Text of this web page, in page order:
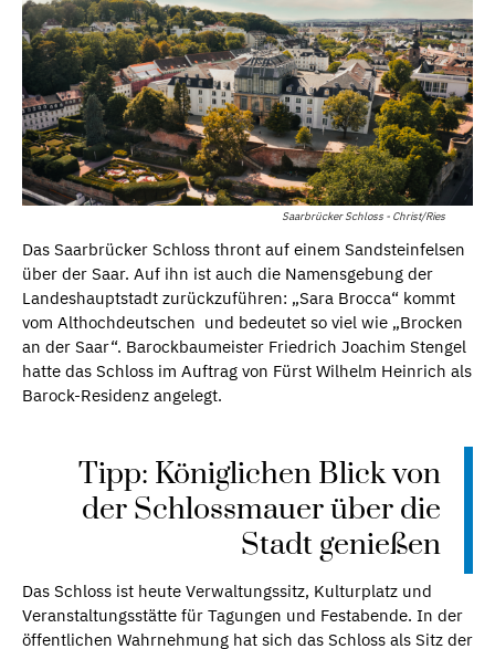
Saarbrücker Schloss - Christ/Ries
Das Saarbrücker Schloss thront auf einem Sandsteinfelsen
über der Saar. Auf ihn ist auch die Namensgebung der
Landeshauptstadt zurückzuführen: „Sara Brocca“ kommt
vom Althochdeutschen und bedeutet so viel wie „Brocken
an der Saar“. Barockbaumeister Friedrich Joachim Stengel
hatte das Schloss im Auftrag von Fürst Wilhelm Heinrich als
Barock-Residenz angelegt.
Tipp: Königlichen Blick von
der Schlossmauer über die
Stadt genießen
Das Schloss ist heute Verwaltungssitz, Kulturplatz und
Veranstaltungsstätte für Tagungen und Festabende. In der
öffentlichen Wahrnehmung hat sich das Schloss als Sitz der